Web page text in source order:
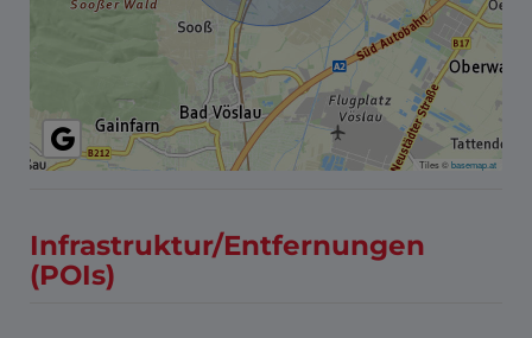
Tiles ©basemap.at
Infrastruktur/Entfernungen
(POIs)